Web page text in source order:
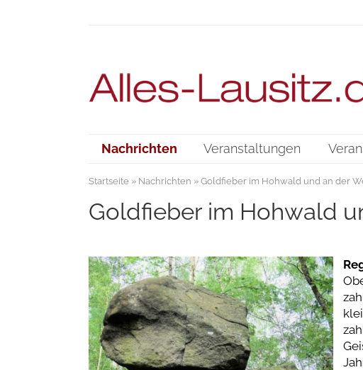
Nachrichten Veranstaltungen
Startseite» Nachrichten » Goldfieber im Hohwald und an der
Goldfieber im Hohwald